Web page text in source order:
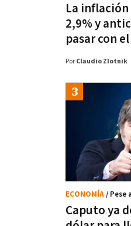
La
2,9% y
pasar con
Por Claudio Zlotnik
Caputo ya
ECONOMÍA/ Pese